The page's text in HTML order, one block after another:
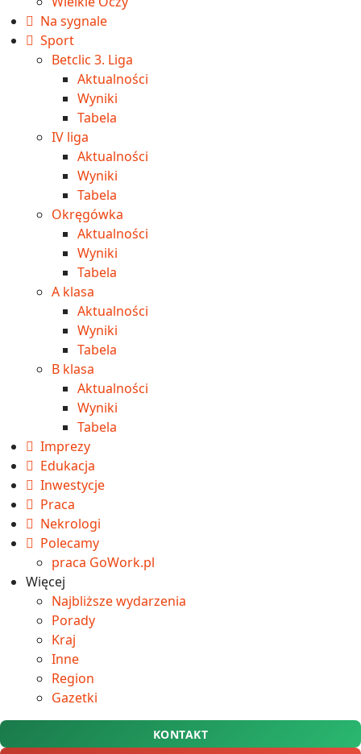
Na sygnale
Sport
Betclic 3. Liga
Aktualności
Wyniki
Tabela
IV liga
Aktualności
Wyniki
Tabela
Okręgówka
Aktualności
Wyniki
Tabela
A klasa
Aktualności
Wyniki
Tabela
B klasa
Aktualności
Wyniki
Tabela
Imprezy
Edukacja
Inwestycje
Praca
Nekrologi
Polecamy
praca GoWork.pl
Więcej
Najbliższe wydarzenia
Porady
Kraj
Inne
Region
Gazetki
KONTAKT